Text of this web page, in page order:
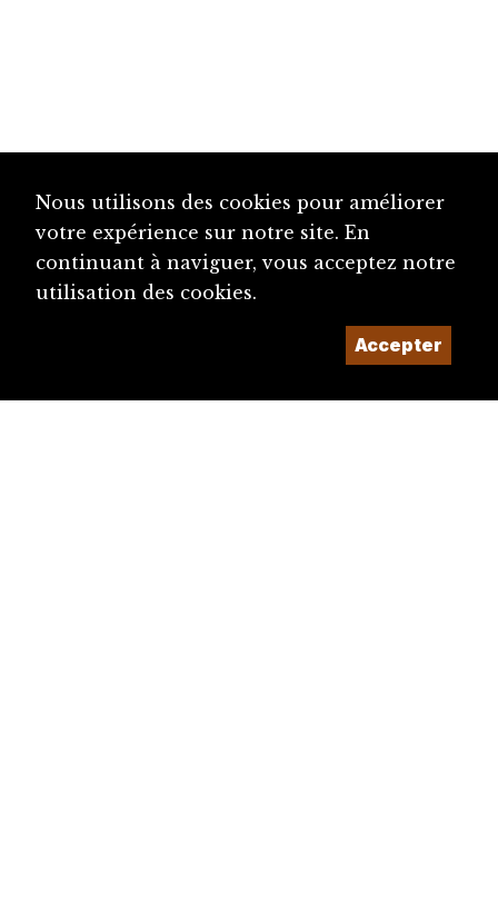
Nous utilisons des cookies pour améliorer
votre expérience sur notre site. En
continuant à naviguer, vous acceptez notre
utilisation des cookies.
Accepter